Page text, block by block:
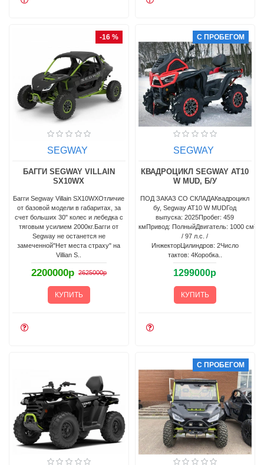
-16 %
SEGWAY
БАГГИ SEGWAY VILLAIN
SX10WX
Багги Segway Villain SX10WXОтличие
от базовой модели в габаритах, за
счет больших 30" колес и лебедка с
тяговым усилием 2000кг.Багги от
Segway не останется не
замеченной"Нет места страху" на
Villian S..
2200000р 2625000р
КУПИТЬ
С ПРОБЕГОМ
SEGWAY
КВАДРОЦИКЛ SEGWAY AT10
W MUD, Б/У
ПОД ЗАКАЗ СО СКЛАДАКвадроцикл
бу, Segway AT10 W MUDГод
выпуска: 2025Пробег: 459
кмПривод: ПолныйДвигатель: 1000 см³
/ 97 л.с. /
ИнжекторЦилиндров: 2Число
тактов: 4Коробка..
1299000р
КУПИТЬ
С ПРОБЕГОМ